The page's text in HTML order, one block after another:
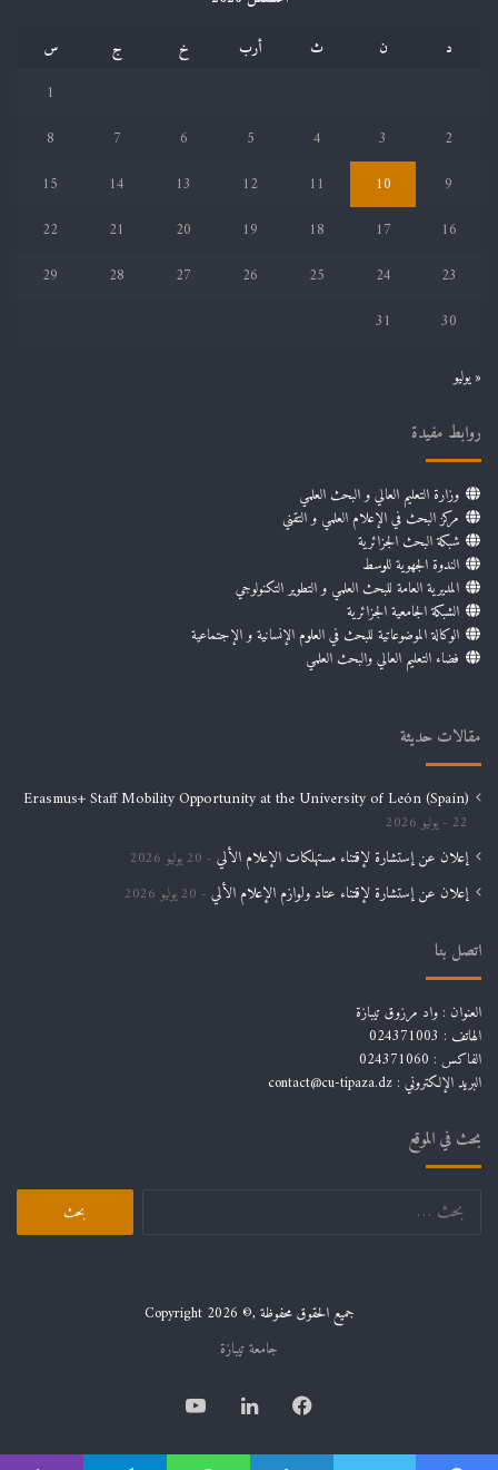
د
ن ث أرب خ ج
س
1
2
3
4
5
6
7
8
9
10
11
12
13
14
15
16
17
18
19
20
21
22
23
24
25
26
27
28
29
30
31
« يوليو
روابط مفيدة
وزارة التعليم العالي و البحث العلمي
مركز البحث في الإعلام العلمي و التقني
شبكة البحث الجزائرية
الندوة الجهوية للوسط
المديرية العامة للبحث العلمي و التطوير التكنولوجي
الشبكة الجامعية الجزائرية
الوكالة الموضوعاتية للبحث في العلوم الإنسانية و الإجتماعية
فضاء التعليم العالي والبحث العلمي
مقالات حديثة
Erasmus+ Staff Mobility Opportunity at the University of León (Spain)
22 يوليو 2026
إعلان عن إستشارة لإقتناء مستهلكات الإعلام الألي 20 يوليو 2026
إعلان عن إستشارة لإقتناء عتاد ولوازم الإعلام الألي 20 يوليو 2026
اتصل بنا
العنوان : واد مرزوق تيبازة
الهاتف : 024371003
الفاكس : 024371060
البريد الإلكتروني : contact@cu-tipaza.dz
بحث في الموقع
البحث
جميع الحقوق محفوظة ,© Copyright 2026
جامعة تيبازة
فيسبوكلينكدإن يوتيوب